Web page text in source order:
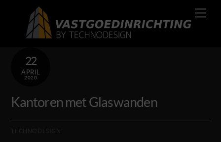
content
22
APRIL
2020
Kantoren met Glaswanden